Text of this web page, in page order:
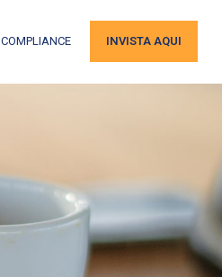
COMPLIANCE INVISTA AQUI